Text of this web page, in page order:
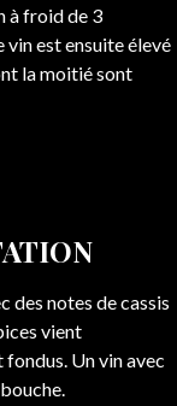
à froid de 3
vin est ensuite élevé
la moitié sont
notes de cassis
vient
Un vin avec